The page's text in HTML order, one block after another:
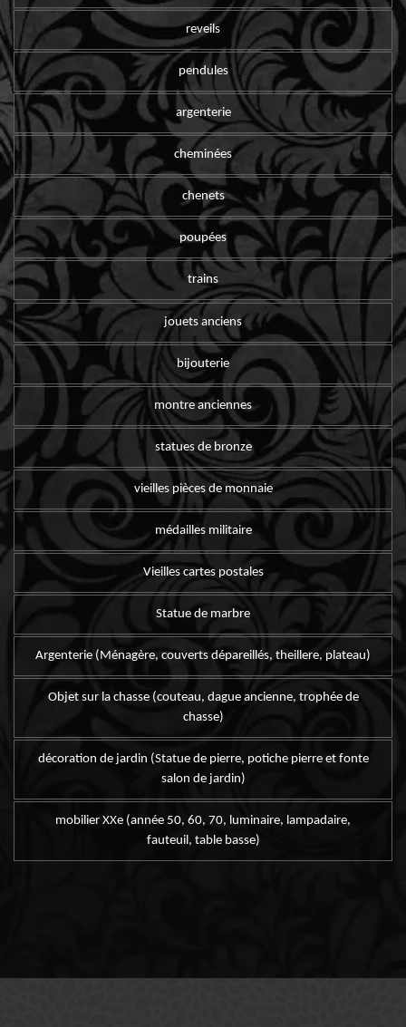
reveils
pendules
argenterie
cheminées
chenets
poupées
trains
jouets anciens
bijouterie
montre anciennes
statues de bronze
vieilles pièces de monnaie
médailles militaire
Vieilles cartes postales
Statue de marbre
Argenterie (Ménagère, couverts dépareillés, theillere, plateau)
Objet sur la chasse (couteau, dague ancienne, trophée de
chasse)
décoration de jardin (Statue de pierre, potiche pierre et fonte
salon de jardin)
mobilier XXe (année 50, 60, 70, luminaire, lampadaire,
fauteuil, table basse)